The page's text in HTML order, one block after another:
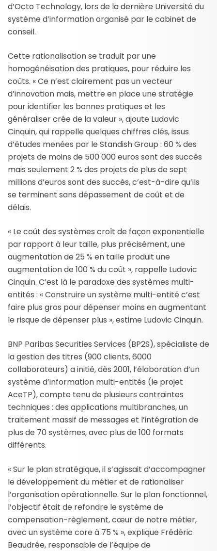
d’Octo Technology, lors de la dernière Université du
système d’information organisé par le cabinet de
conseil.
Cette rationalisation se traduit par une
homogénéisation des pratiques, pour réduire les
coûts. « Ce n’est clairement pas un vecteur
d’innovation mais, mettre en place une stratégie
pour identifier les bonnes pratiques et les
généraliser crée de la valeur », ajoute Ludovic
Cinquin, qui rappelle quelques chiffres clés, issus
d’études menées par le Standish Group : 60 % des
projets de moins de 500 000 euros sont des succès
mais seulement 2 % des projets de plus de sept
millions d’euros sont des succès, c’est-à-dire qu’ils
se terminent sans dépassement de coût et de
délais.
« Le coût des systèmes croît de façon exponentielle
par rapport à leur taille, plus précisément, une
augmentation de 25 % en taille produit une
augmentation de 100 % du coût », rappelle Ludovic
Cinquin. C’est là le paradoxe des systèmes multi-
entités : « Construire un système multi-entité c’est
faire plus gros pour dépenser moins en augmentant
le risque de dépenser plus », estime Ludovic Cinquin.
BNP Paribas Securities Services (BP2S), spécialiste de
la gestion des titres (900 clients, 6000
collaborateurs) a initié, dès 2001, l’élaboration d’un
système d’information multi-entités (le projet
AceTP), compte tenu de plusieurs contraintes
techniques : des applications multibranches, un
traitement massif de messages et l’intégration de
plus de 70 systèmes, avec plus de 100 formats
différents.
« Sur le plan stratégique, il s’agissait d’accompagner
le développement du métier et de rationaliser
l’organisation opérationnelle. Sur le plan fonctionnel,
l’objectif était de refondre le système de
compensation-règlement, cœur de notre métier,
avec un système core à 75 % », explique Frédéric
Beaudrée, responsable de l’équipe de